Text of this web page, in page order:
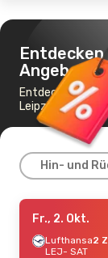
Angebote
Entdecken Sie
Leipzig nach
Hin- und
Fr., 2. Okt.
Lufthansa2
LEJ- SAT
Fr., 2. Okt.
Lufthansa2
LEJ- SAT